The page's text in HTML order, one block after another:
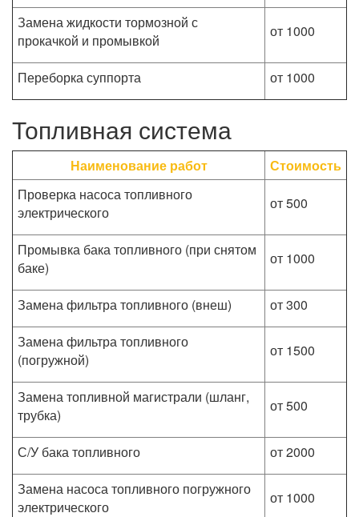
Замена жидкости тормозной с
прокачкой и промывкой
от 1000
Переборка суппорта от 1000
Топливная система
Наименование работ
Стоимость
Проверка насоса топливного
электрического
от 500
Промывка бака топливного (при снятом
баке)
от 1000
Замена фильтра топливного (внеш)
от 300
Замена фильтра топливного
(погружной)
от 1500
Замена топливной магистрали (шланг,
трубка)
от 500
С/У бака топливного
от 2000
Замена насоса топливного погружного
электрического
от 1000